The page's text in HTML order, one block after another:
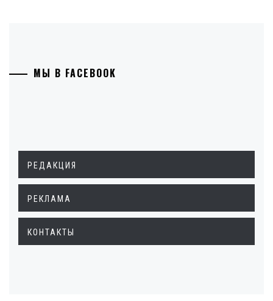
МЫ В FACEBOOK
РЕДАКЦИЯ
РЕКЛАМА
КОНТАКТЫ